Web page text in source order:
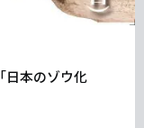
日本のゾウ化